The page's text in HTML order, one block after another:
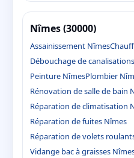
Nîmes (30000)
Assainissement Nîmes
Débouchage de
Peinture NîmesPlombier
Rénovation de salle de bain
Réparation de climatisation
Réparation de fuites Nîmes
Réparation de volets
Vidange bac à graisses